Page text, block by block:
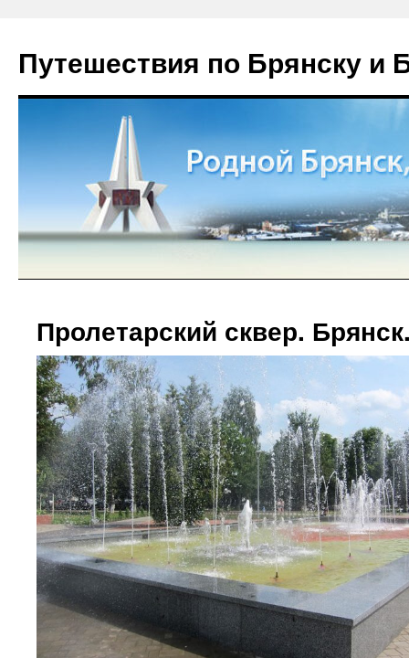
Путешествия по Брянску и
Пролетарский сквер.